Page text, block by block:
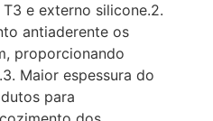
e externo silicone.2.
antiaderente os
proporcionando
Maior espessura do
para